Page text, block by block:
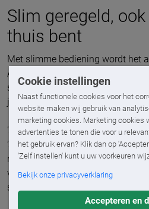
Cookie instellingen
Naast functionele cookies voor het
website maken wij gebruik van
marketing cookies. Marketing cookies
advertenties te tonen die voor u
het gebruik ervan? Klik dan op
'Zelf instellen' kunt u uw voorkeuren
Bekijk onze privacyverklaring
Accepteren en
Slim geregeld,
thuis bent
Met slimme bediening wordt het
Automatische zonwering,
systeem zoalsSomfy TaHoma
juiste moment.
’s Ochtends open om het daglicht
’s avonds dicht om de warmte
niet thuis bent. Zo haal je het
verwarm je je huis zonder gas en
slimmer om te gaan met wat er al